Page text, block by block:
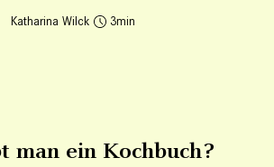
Katharina Wilck 3
man ein Kochbuch?